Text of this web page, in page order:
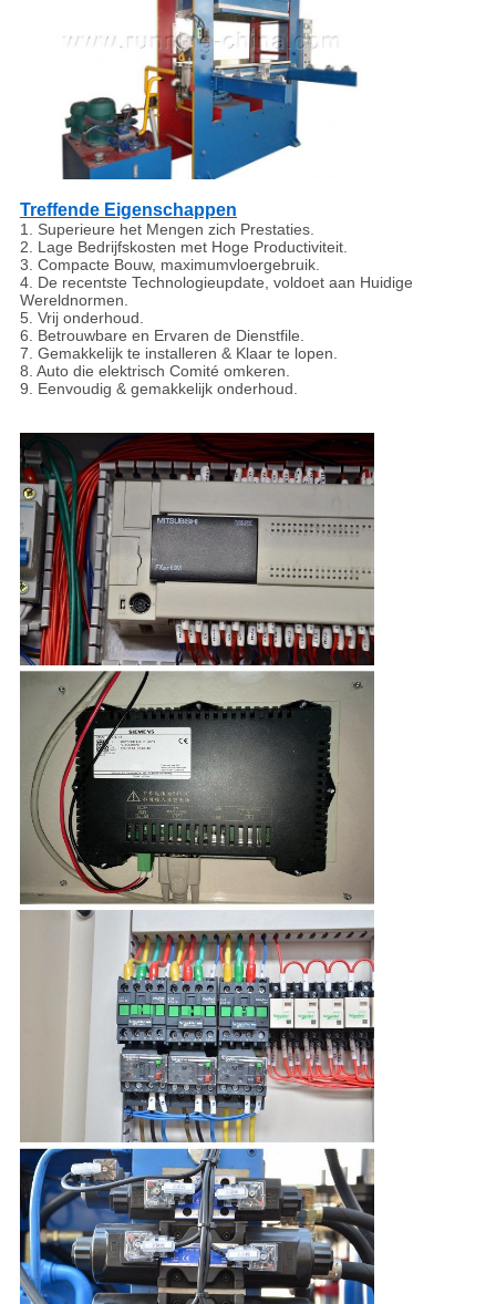
Treffende Eigenschappen
1. Superieure het Mengen zich Prestaties.
2. Lage Bedrijfskosten met Hoge Productiviteit.
3. Compacte Bouw, maximumvloergebruik.
4. De recentste Technologieupdate, voldoet aan Huidige
Wereldnormen.
5. Vrij onderhoud.
6. Betrouwbare en Ervaren de Dienstfile.
7. Gemakkelijk te installeren & Klaar te lopen.
8. Auto die elektrisch Comité omkeren.
9. Eenvoudig & gemakkelijk onderhoud.